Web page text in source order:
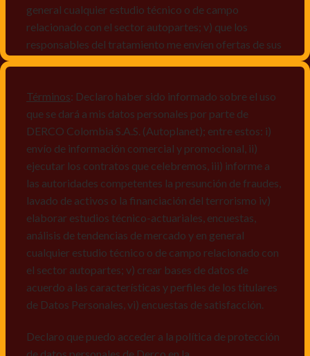
general cualquier estudio técnico o de campo
relacionado con el sector autopartes; v) que los
responsables del tratamiento me envíen ofertas de sus
mismos, vi) crear bases de datos de acuerdo a las
características y perfiles de los titulares de Datos
Personales, v) encuestas de satisfacción, vi) reportes
recall.
Declaro que puedo acceder a la política de protección
de datos personales de Derco en la
direcciónwww.autoplanet.com.co, igualmente,
manifiesto que he sido informado sobre mis derechos
a conocer, actualizar, rectificar, suprimir, solicitar
prueba: i) de autorización y ii) finalidad, presentar
quejas y/o reclamos en canales de
atención: servicioalcliente@derco.com.coy en
responsables, para que efectúen el tratamiento de mis
Términos: Declaro haber sido informado sobre el uso
que se dará a mis datos personales por parte de
DERCO Colombia S.A.S. (Autoplanet); entre estos: i)
envío de información comercial y promocional, ii)
ejecutar los contratos que celebremos, iii) informe a
las autoridades competentes la presunción de fraudes,
lavado de activos o la financiación del terrorismo iv)
elaborar estudios técnico-actuariales, encuestas,
análisis de tendencias de mercado y en general
cualquier estudio técnico o de campo relacionado con
el sector autopartes; v) crear bases de datos de
acuerdo a las características y perfiles de los titulares
de Datos Personales, vi) encuestas de satisfacción.
Declaro que puedo acceder a la política de protección